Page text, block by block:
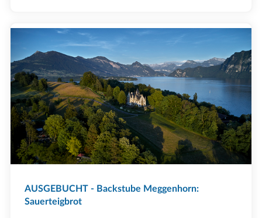
AUSGEBUCHT - Backstube Meggenhorn:
Sauerteigbrot